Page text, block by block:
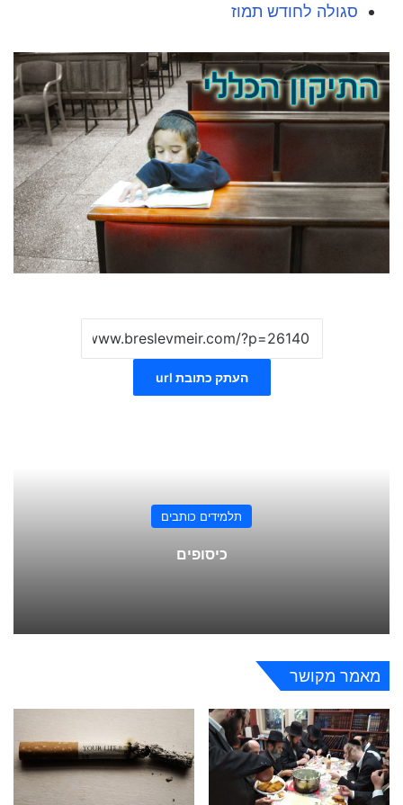
סגולה לחודש תמוז
העתק כתובת url
תלמידים כותבים
כיסופים
מאמר מקושר